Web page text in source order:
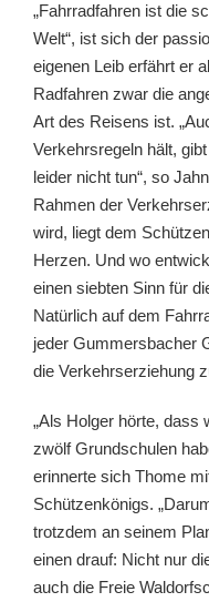
„Fahrradfahren ist die
Welt“, ist sich der
eigenen Leib erfährt er
Radfahren zwar die
Art des Reisens ist.
Verkehrsregeln hält,
leider nicht tun“, so
Rahmen der
wird, liegt dem
Herzen. Und wo
einen siebten Sinn für
Natürlich auf dem
jeder Gummersbacher
die Verkehrserziehung
„Als Holger hörte,
zwölf Grundschulen
erinnerte sich Thome
Schützenkönigs.
trotzdem an seinem
einen drauf: Nicht nur
auch die Freie